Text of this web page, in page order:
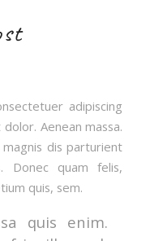
adipiscing
Aenean massa.
dis parturient
Donec quam felis,
quis, sem.
quis enim.